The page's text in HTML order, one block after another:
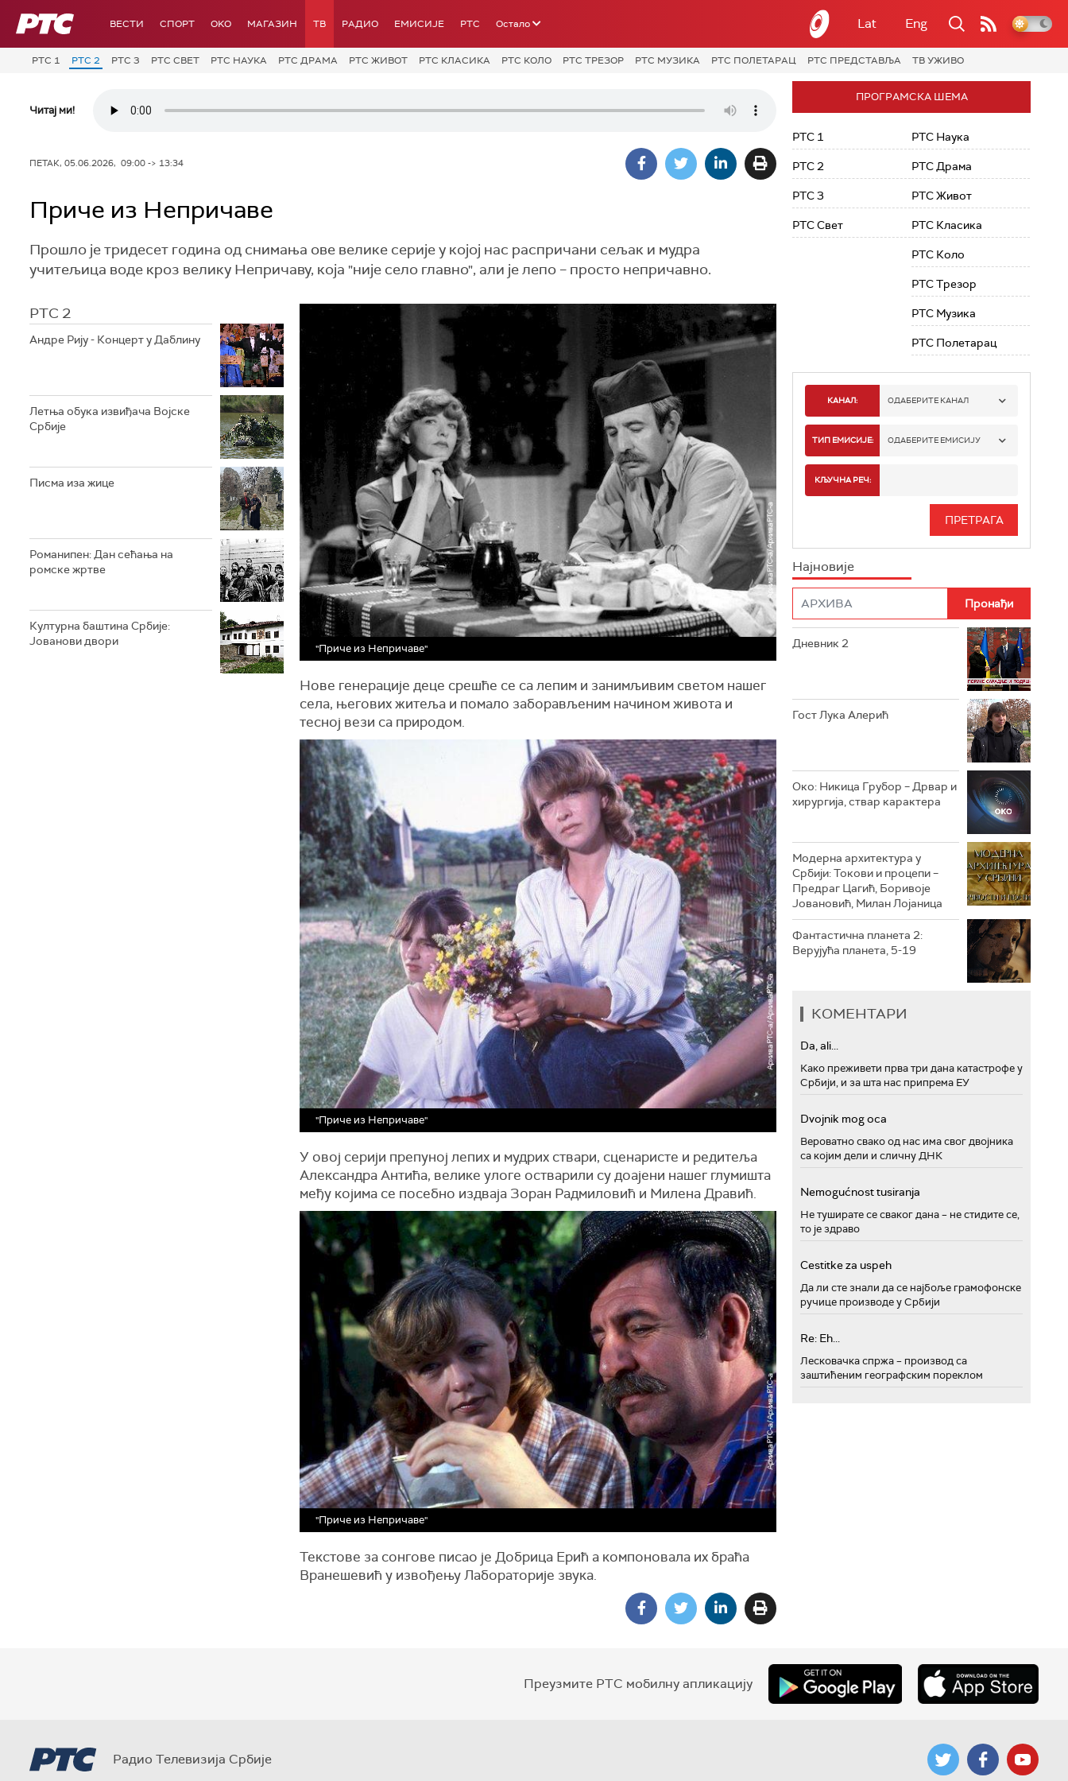
РТС ВЕСТИ СПОРТ OKO МАГАЗИН ТВ РАДИО ЕМИСИЈЕ РТС Остало Lat Eng
РТС 1 РТС 2 РТС 3 РТС СВЕТ РТС НАУКА РТС ДРАМА РТС ЖИВОТ РТС КЛАСИКА РТС КОЛО РТС ТРЕЗОР РТС МУЗИКА РТС ПОЛЕТАРАЦ РТС ПРЕДСТАВЉА ТВ УЖИВО
Читај ми!
ПЕТАК, 05.06.2026, 09:00 -> 13:34
Приче из Непричаве
Прошло је тридесет година од снимања ове велике серије у којој нас распричани сељак и мудра
учитељица воде кроз велику Непричаву, која "није село главно", али је лепо – просто непричавно.
РТС 2
Андре Рију - Концерт у Даблину
Летња обука извиђача Војске
Србије
Писма иза жице
Романипен: Дан сећања на
ромске жртве
Културна баштина Србије:
Јованови двори
"Приче из Непричаве"
Нове генерације деце срешће се са лепим и занимљивим светом нашег
села, његових житеља и помало заборављеним начином живота и
тесној вези са природом.
"Приче из Непричаве"
У овој серији препуној лепих и мудрих ствари, сценаристе и редитеља
Александра Антића, велике улоге остварили су доајени нашег глумишта
међу којима се посебно издваја Зоран Радмиловић и Милена Дравић.
"Приче из Непричаве"
Текстове за сонгове писао је Добрица Ерић а компоновала их браћа
Вранешевић у извођењу Лабораторије звука.
ПРОГРАМСКА ШЕМА
РТС 1
РТС 2
РТС 3
РТС Свет
РТС Наука
РТС Драма
РТС Живот
РТС Класика
РТС Коло
РТС Трезор
РТС Музика
РТС Полетарац
КАНАЛ: ОДАБЕРИТЕ КАНАЛ
РТС 1
РТС 3
РТС КЛАСИКА
РТС ТРЕЗОР
РТС ПОЛЕТАРАЦ
ТИП ЕМИСИЈЕ: ОДАБЕРИТЕ ЕМИСИЈУ
КЉУЧНА РЕЧ:
Најновије
Дневник 2
Гост Лука Алерић
Око: Никица Грубор – Дрвар и
хирургија, ствар карактера
Модерна архитектура у
Србији: Токови и процепи –
Предраг Цагић, Боривоје
Јовановић, Милан Лојаница
Фантастична планета 2:
Верујућа планета, 5-19
КОМЕНТАРИ
Da, ali...
Како преживети прва три дана катастрофе у
Србији, и за шта нас припрема ЕУ
Dvojnik mog oca
Вероватно свако од нас има свог двојника
са којим дели и сличну ДНК
Nemogućnost tusiranja
Не туширате се сваког дана – не стидите се,
то је здраво
Cestitke za uspeh
Да ли сте знали да се најбоље грамофонске
ручице производе у Србији
Re: Eh...
Лесковачка спржа – производ са
заштићеним географским пореклом
Преузмите РТС мобилну апликацију
Радио Телевизија Србије